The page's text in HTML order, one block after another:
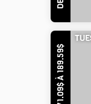
DE 71.09$ À 189.59$